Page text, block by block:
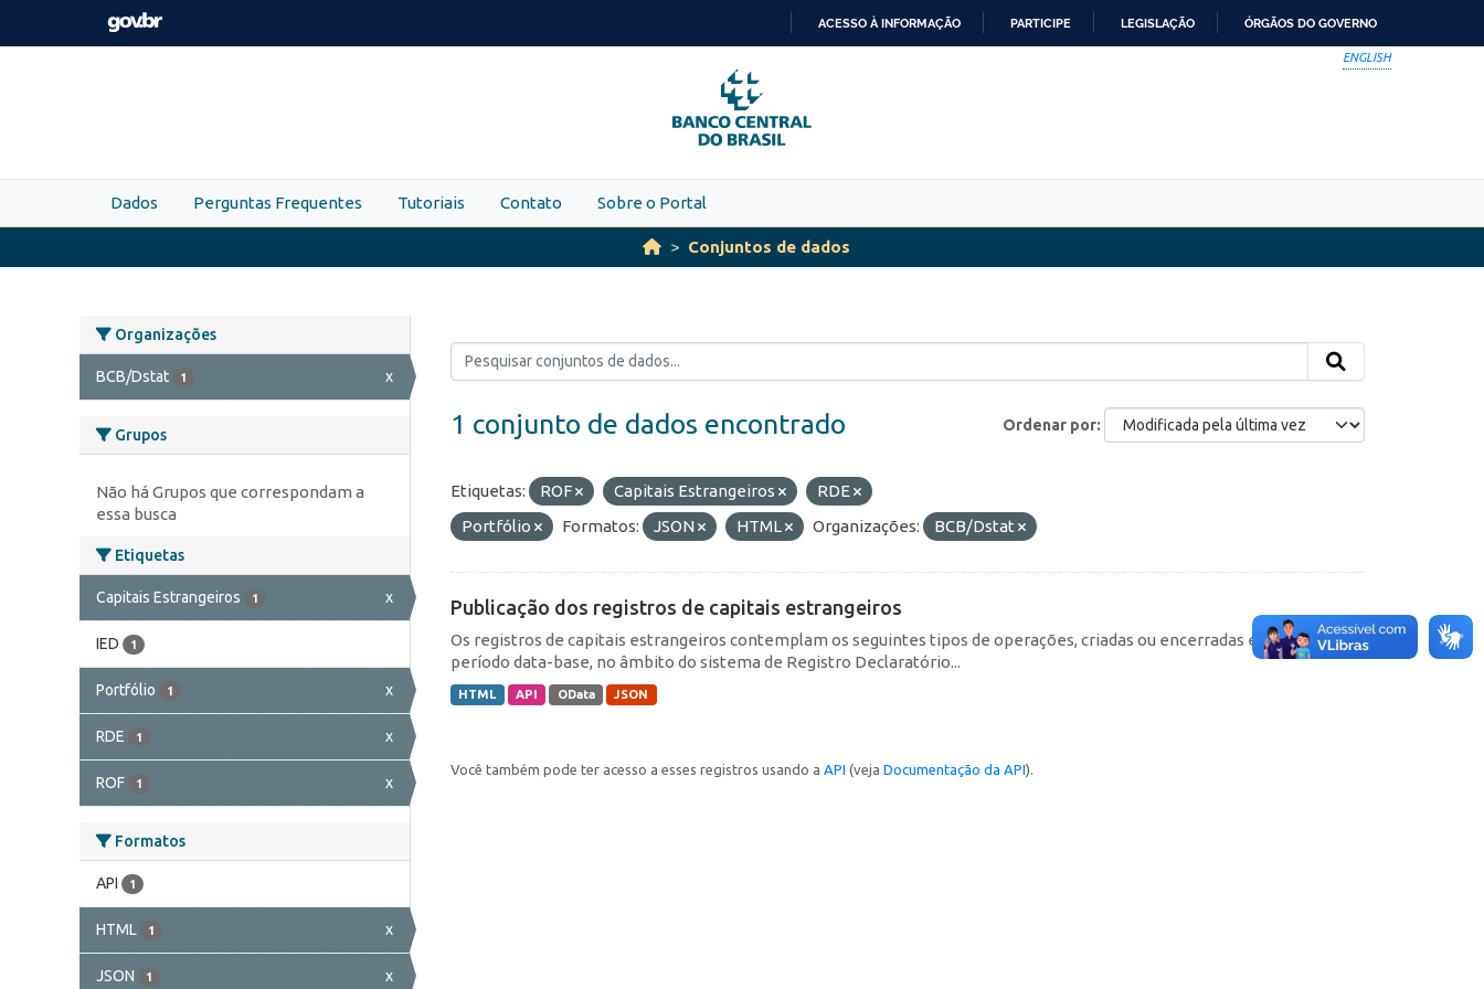
Skip to main content
PARA
O
CONTEÚDO
ACESSO À INFORMAÇÃO PARTICIPE LEGISLAÇÃO ÓRGÃOS DO GOVERNO
ENGLISH
Dados Perguntas Frequentes Tutoriais Contato Sobre o Portal
Conjuntos de dados
Organizações
BCB/Dstat 1 x
Grupos
Não há Grupos que correspondam a
essa busca
Etiquetas
Capitais Estrangeiros 1 x
IED 1
Portfólio 1 x
RDE 1 x
ROF 1 x
Formatos
API 1
HTML 1 x
JSON 1 x
Ordenar por
1 conjunto de dados encontrado
Etiquetas: ROF Capitais Estrangeiros
RDE
Portfólio
Formatos: JSON HTML Organizações: BCB/Dstat
Publicação dos registros de capitais estrangeiros
Os registros de capitais estrangeiros contemplam os seguintes tipos de operações, criadas ou encerradas em cada
período data-base, no âmbito do sistema de Registro Declaratório...
HTML API OData JSON
Você também pode ter acesso a esses registros usando a API (veja Documentação da API).